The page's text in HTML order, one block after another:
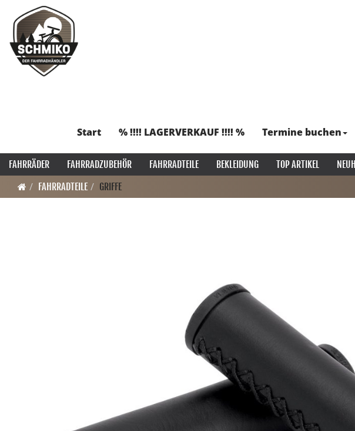
Start % !!!! LAGERVERKAUF !!!! % Termine buchen
FAHRRÄDER FAHRRADZUBEHÖR FAHRRADTEILE BEKLEIDUNG TOP ARTIKEL
FAHRRADTEILE
GRIFFE